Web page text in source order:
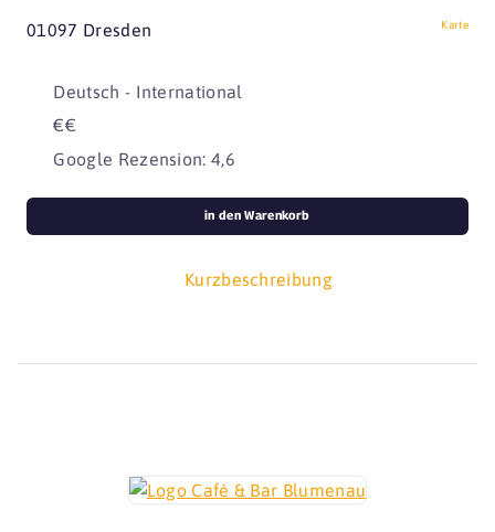
01097 Dresden Karte
Deutsch - International
€€
Google Rezension: 4,6
Kurzbeschreibung
in den Warenkorb